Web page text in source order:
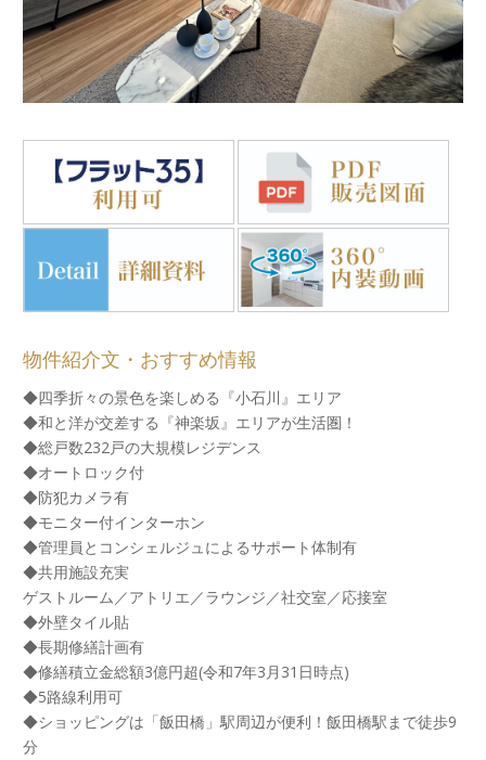
物件紹介文・おすすめ情報
◆四季折々の景色を楽しめる『小石川』エリア
◆和と洋が交差する『神楽坂』エリアが生活圏！
◆総戸数232戸の大規模レジデンス
◆オートロック付
◆防犯カメラ有
◆モニター付インターホン
◆管理員とコンシェルジュによるサポート体制有
◆共用施設充実
ゲストルーム／アトリエ／ラウンジ／社交室／応接室
◆外壁タイル貼
◆長期修繕計画有
◆修繕積立金総額3億円超(令和7年3月31日時点)
◆5路線利用可
◆ショッピングは「飯田橋」駅周辺が便利！飯田橋駅まで徒歩9
分